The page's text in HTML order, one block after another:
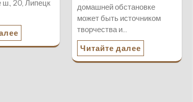
ш., 20, Липецк
домашней обстановке
может быть источником
творчества и…
Читайте далее